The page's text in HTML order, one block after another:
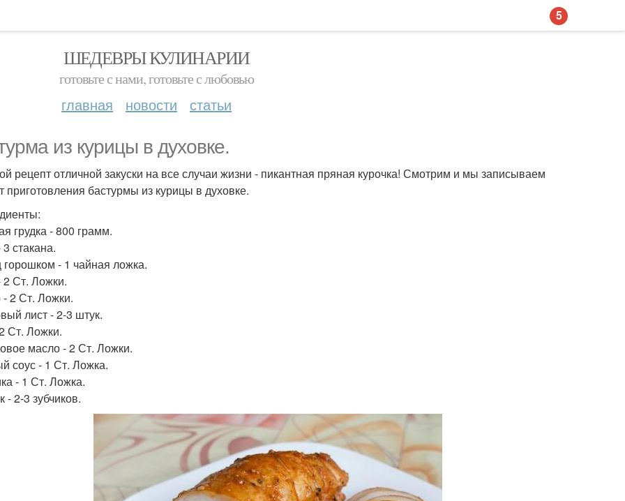
ШЕДЕВРЫ КУЛИНАРИИ
готовьте с нами, готовьте с любовью
главная новости статьи
из курицы в духовке.
рецепт отличной закуски на все случаи жизни - пикантная пряная курочка! Смотрим и мы записываем
приготовления бастурмы из курицы в духовке.
грудка - 800 грамм.
стакана.
- 1 чайная ложка.
Ст. Ложки.
2 Ст. Ложки.
лист - 2-3 штук.
Ст. Ложки.
масло - 2 Ст. Ложки.
соус - 1 Ст. Ложка.
- 1 Ст. Ложка.
- 2-3 зубчиков.
5